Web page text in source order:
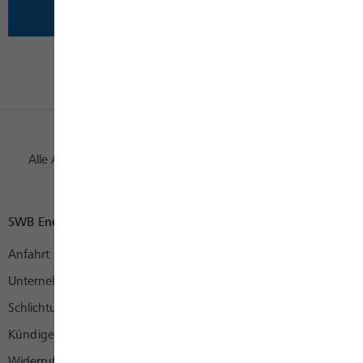
Alle Auszeichnungen
SWB Energie und Wasser
Anfahrt
Unternehmen
Schlichtungsstelle
Kündigen